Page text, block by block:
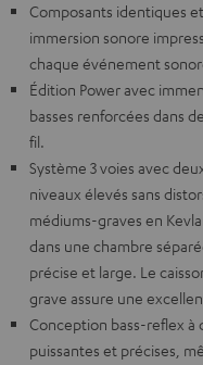
Composants identiques
immersion sonore
chaque événement
Édition Power avec
basses renforcées dans
fil.
Système 3 voies avec
niveaux élevés sans
médiums-graves en
dans une chambre
précise et large. Le
grave assure une
Conception bass-reflex à
puissantes et précises,